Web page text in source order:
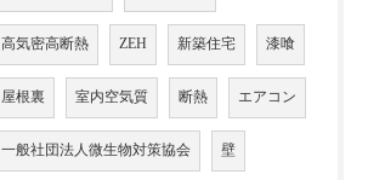
高気密高断熱 ZEH 新築住宅 漆喰
屋根裏 室内空気質 断熱 エアコン
一般社団法人微生物対策協会 壁